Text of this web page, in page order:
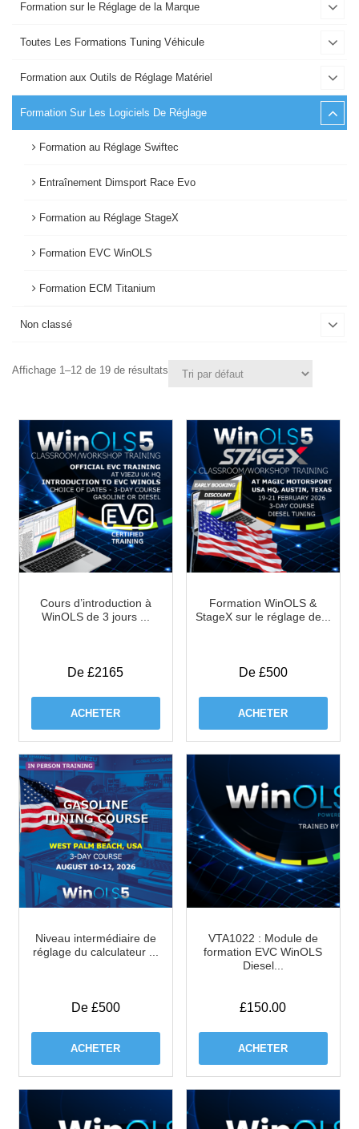
Affichage 1–12 de 19 de résultats
Cours d’introduction à
WinOLS de 3 jours ...
De £2165
ACHETER
Formation WinOLS &
StageX sur le réglage de...
De £500
ACHETER
Niveau intermédiaire de
réglage du calculateur ...
De £500
ACHETER
VTA1022 : Module de
formation EVC WinOLS
Diesel...
£150.00
ACHETER
Formation sur le Réglage de la Marque
Toutes Les Formations Tuning Véhicule
Formation aux Outils de Réglage Matériel
Formation Sur Les Logiciels De Réglage
Formation au Réglage Swiftec
Entraînement Dimsport Race Evo
Formation au Réglage StageX
Formation EVC WinOLS
Formation ECM Titanium
Non classé